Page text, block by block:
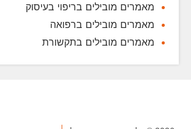
מאמרים מובילים בריפוי בעיסוק
מאמרים מובילים ברפואה
מאמרים מובילים בתקשורת